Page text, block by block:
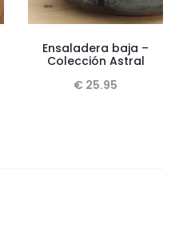
Ensaladera baja –
Colección Astral
€ 25.95